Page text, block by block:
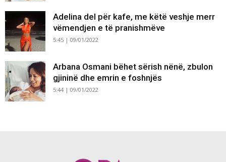
Adelina del për kafe, me këtë veshje merr
vëmendjen e të pranishmëve
5:45 | 09/01/2022
Arbana Osmani bëhet sërish nënë, zbulon
gjininë dhe emrin e foshnjës
5:44 | 09/01/2022